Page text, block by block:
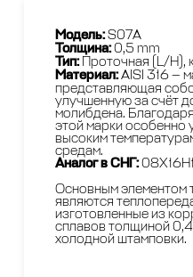
Модель:S07A
Толщина:0,5 mm
Тип:Проточная (L/H),
Материал:AISI 316 —
представляющая
улучшенную за счёт
молибдена.
этой марки особенно
высоким
средам.
Аналог в СНГ:
Основным элементом
являются
изготовленные из
сплавов толщиной
холодной штамповки.